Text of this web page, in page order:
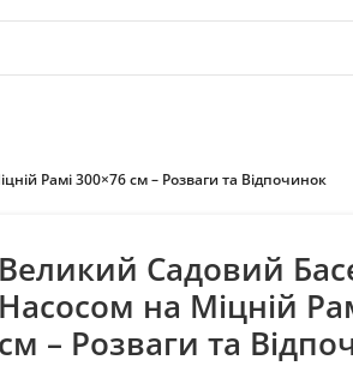
Рамі 300×76 см – Розваги та Відпочинок
Великий Садовий
Насосом на Міцній
см – Розваги та